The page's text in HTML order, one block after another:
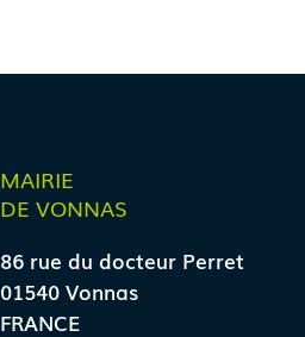
MAIRIE
DE VONNAS
86 rue du docteur Perret
01540 Vonnas
FRANCE